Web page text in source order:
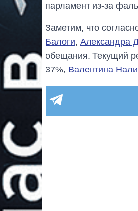
парламент из-за
Заметим, что
Балоги, Александра
обещания. Текущий
37%, Валентина